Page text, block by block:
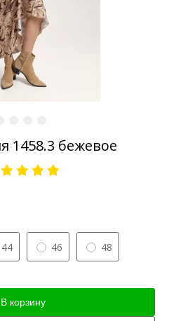
1458.3 бежевое
44 46 48
В корзину